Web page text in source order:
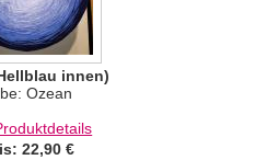
innen)
Ozean
22,90 €